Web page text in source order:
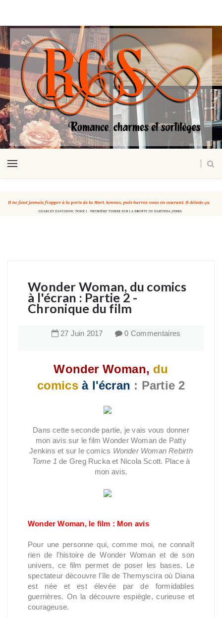
Wonder Woman, du comics
à l'écran : Partie 2 -
Chronique du film
27 Juin 2017 0 Commentaires
Wonder Woman, du
comics à l'écran : Partie 2
Dans cette seconde partie, je vais vous donner
mon avis sur le film Wonder Woman de Patty
Jenkins et sur le comics Wonder Woman Rebirth
Tome 1 de Greg Rucka et Nicola Scott. Place à
mon avis.
Wonder Woman, le film : Mon avis
Pour une personne qui, comme moi, ne connaît
rien de l'histoire de Wonder Woman et de son
univers, ce film permet de poser les bases. Le
spectateur découvre l'île de Themyscira où Diana
est née et est élevée par de formidables
guerrières. On la découvre espiègle, curieuse et
courageuse.